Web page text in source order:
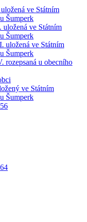
ve Státním
Šumperk
ve Státním
Šumperk
uložená ve Státním
Šumperk
rozepsaná u obecního
ve Státním
Šumperk